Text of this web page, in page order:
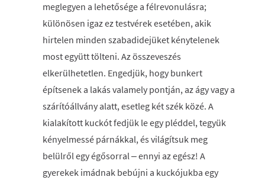
meglegyen a lehetősége a félrevonulásra;
különösen igaz ez testvérek esetében, akik
hirtelen minden szabadidejüket kénytelenek
most együtt tölteni. Az összeveszés
elkerülhetetlen. Engedjük, hogy bunkert
építsenek a lakás valamely pontján, az ágy vagy a
szárítóállvány alatt, esetleg két szék közé. A
kialakított kuckót fedjük le egy pléddel, tegyük
kényelmessé párnákkal, és világítsuk meg
belülről egy égősorral – ennyi az egész! A
gyerekek imádnak bebújni a kuckójukba egy